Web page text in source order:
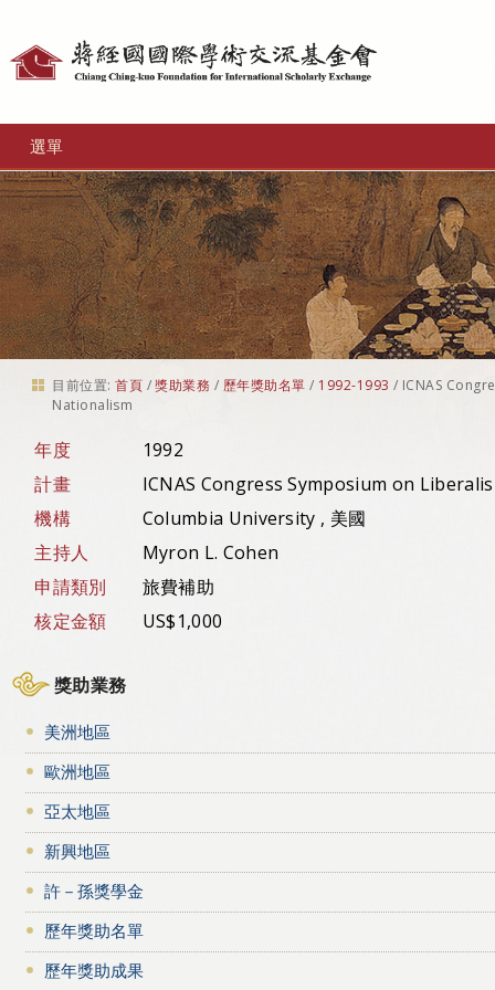
選單
目前位置: 首頁 /獎助業務 / 歷年獎助名單 / 1992-1993 / ICNAS
Nationalism
年度
1992
計畫
ICNAS Congress Symposium on
機構
Columbia University , 美國
主持人
Myron L. Cohen
申請類別
旅費補助
核定金額
US$1,000
獎助業務
美洲地區
歐洲地區
亞太地區
新興地區
許－孫獎學金
歷年獎助名單
歷年獎助成果